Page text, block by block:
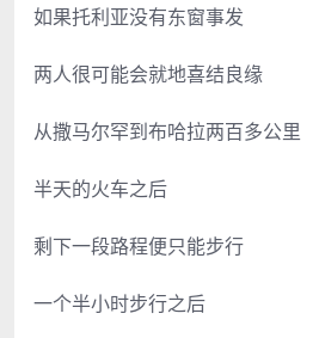
如果托利亚没有东窗事发
两人很可能会就地喜结良缘
从撒马尔罕到布哈拉两百多公里
半天的火车之后
剩下一段路程便只能步行
一个半小时步行之后